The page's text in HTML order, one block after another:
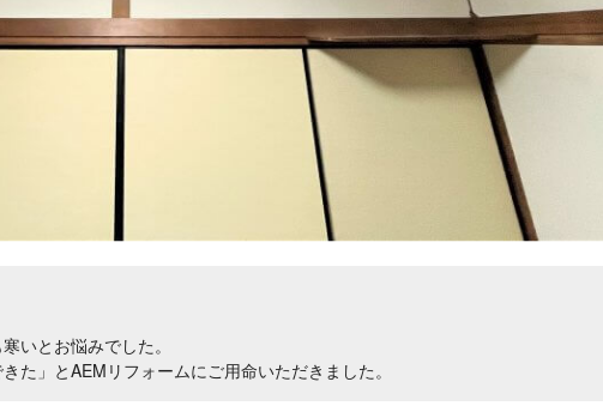
いとお悩みでした。
た」とAEMリフォームにご用命いただきました。